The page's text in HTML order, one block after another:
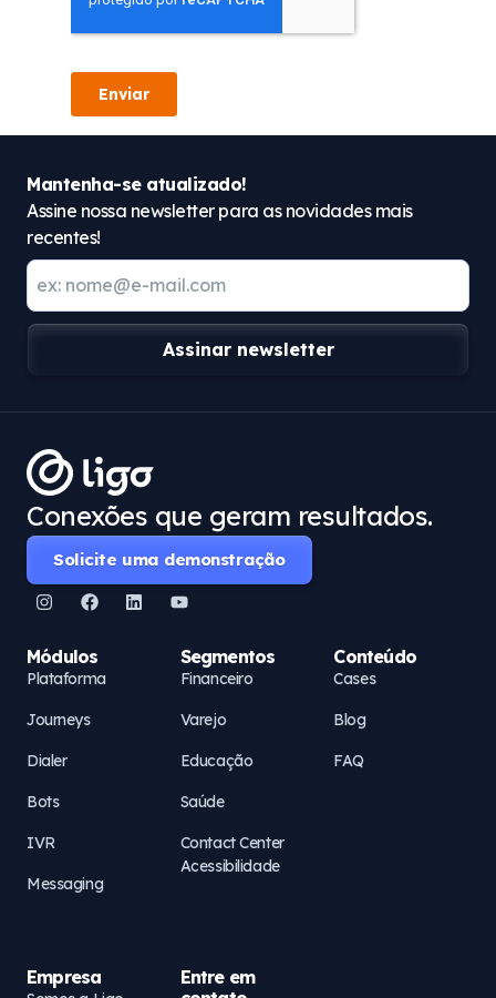
Mantenha-se atualizado!
Assine nossa newsletter para as novidades mais
recentes!
Assinar newsletter
Conexões que geram resultados.
Solicite uma demonstração
Módulos
Plataforma
Journeys
Dialer
Bots
IVR
Messaging
Segmentos
Financeiro
Varejo
Educação
Saúde
Contact Center
Acessibilidade
Conteúdo
Cases
Blog
FAQ
Empresa
Entre em